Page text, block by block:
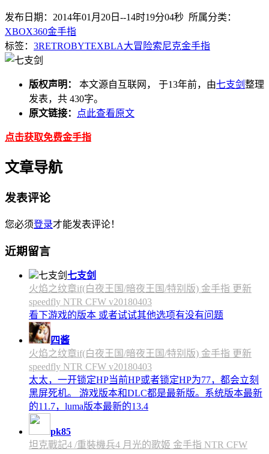
发布日期：2014年01月20日--14时19分04秒 所属分类：
XBOX360金手指
标签： 3RETROBYTEXBLA大冒险索尼克金手指
版权声明： 本文源自互联网， 于13年前，由七支剑 整理
发表，共 430字。
原文链接：
点此查看原文
点击获取免费金手指
文章导航
发表评论
您必须登录才能发表评论！
近期留言
七支剑
火焰之纹章if(白夜王国/暗夜王国/特别版) 金手指 更新
speedfly NTR CFW v20180403
看下游戏的版本 或者试试其他选项有没有问题
四酱
火焰之纹章if(白夜王国/暗夜王国/特别版) 金手指 更新
speedfly NTR CFW v20180403
太太，一开锁定HP当前HP或者锁定HP为77，都会立刻
黑屏死机。 游戏版本和DLC都是最新版。系统版本最新
的11.7，luma版本最新的13.4
pk85
坦克戰記4 /重裝機兵4 月光的歌姬 金手指 NTR CFW